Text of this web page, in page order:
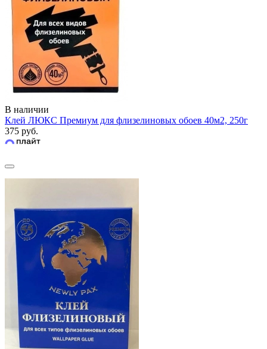
В наличии
Клей ЛЮКС Премиум для флизелиновых обоев 40м2, 250г
375 руб.